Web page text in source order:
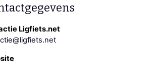
Ligfiets.net